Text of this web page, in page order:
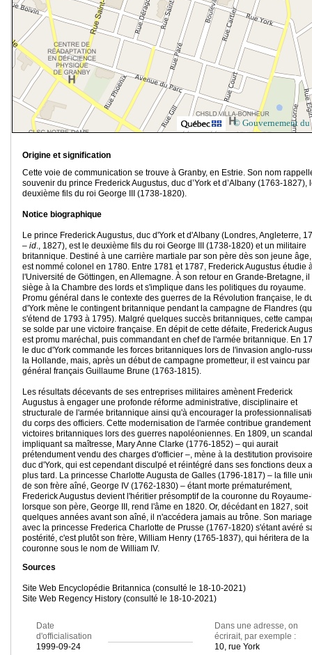
© Gouvernement du
Origine et signification
Cette voie de communication se trouve à Granby, en Estrie. Son nom
souvenir du prince Frederick Augustus, duc d’York et d’Albany (1763-1827),
deuxième fils du roi George III (1738-1820).
Notice biographique
Le prince Frederick Augustus, duc d'York et d'Albany (Londres, Angleterre,
– id., 1827), est le deuxième fils du roi George III (1738-1820) et un militaire
britannique. Destiné à une carrière martiale par son père dès son jeune
est nommé colonel en 1780. Entre 1781 et 1787, Frederick Augustus étudie
l'Université de Göttingen, en Allemagne. À son retour en Grande-Bretagne, il
siège à la Chambre des lords et s'implique dans les politiques du royaume.
Promu général dans le contexte des guerres de la Révolution française, le
d'York mène le contingent britannique pendant la campagne de Flandres
s'étend de 1793 à 1795). Malgré quelques succès britanniques, cette
se solde par une victoire française. En dépit de cette défaite, Frederick
est promu maréchal, puis commandant en chef de l'armée britannique. En
le duc d'York commande les forces britanniques lors de l'invasion anglo-
la Hollande, mais, après un début de campagne prometteur, il est vaincu par
général français Guillaume Brune (1763-1815).
Les résultats décevants de ses entreprises militaires amènent Frederick
Augustus à engager une profonde réforme administrative, disciplinaire et
structurale de l'armée britannique ainsi qu'à encourager la
du corps des officiers. Cette modernisation de l'armée contribue
victoires britanniques lors des guerres napoléoniennes. En 1809, un
impliquant sa maîtresse, Mary Anne Clarke (1776-1852) – qui aurait
prétendument vendu des charges d'officier –, mène à la destitution
duc d'York, qui est cependant disculpé et réintégré dans ses fonctions deux
plus tard. La princesse Charlotte Augusta de Galles (1796-1817) – la fille
de son frère aîné, George IV (1762-1830) – étant morte prématurément,
Frederick Augustus devient l'héritier présomptif de la couronne du
lorsque son père, George III, rend l'âme en 1820. Or, décédant en 1827, soit
quelques années avant son aîné, il n'accédera jamais au trône. Son mariage
avec la princesse Frederica Charlotte de Prusse (1767-1820) s'étant avéré
postérité, c'est plutôt son frère, William Henry (1765-1837), qui héritera de la
couronne sous le nom de William IV.
Sources
Site Web Encyclopédie Britannica (consulté le 18-10-2021)
Site Web Regency History (consulté le 18-10-2021)
Date
d'officialisation
1999-09-24
Dans une adresse, on
écrirait, par exemple :
10, rue York